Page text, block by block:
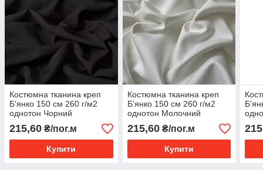
Костюмна тканина креп
Б'янко 150 см 260 г/м2
однотон Чорний
215,60 ₴/пог.м
Купити
Костюмна тканина креп
Б'янко 150 см 260 г/м2
однотон Молочний
215,60₴/пог.м
Купити